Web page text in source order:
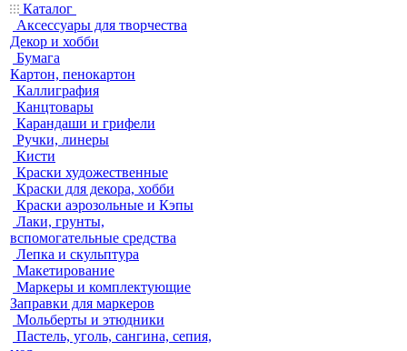
Каталог
Аксессуары для творчества
Декор и хобби
Бумага
Картон, пенокартон
Каллиграфия
Канцтовары
Карандаши и грифели
Ручки, линеры
Кисти
Краски художественные
Краски для декора, хобби
Краски аэрозольные и Кэпы
Лаки, грунты,
вспомогательные средства
Лепка и скульптура
Макетирование
Маркеры и комплектующие
Заправки для маркеров
Мольберты и этюдники
Пастель, уголь, сангина, сепия,